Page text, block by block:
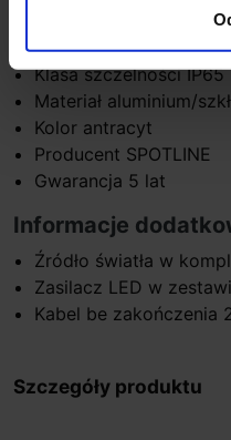
Temperatura barwy
Dopuszczalna
Klasa szczelności IP65
Materiał aluminium/
Kolor antracyt
Producent SPOTLINE
Gwarancja 5 lat
Informacje
Źródło światła w
Zasilacz LED w
Kabel be zakończenia
Szczegóły produktu